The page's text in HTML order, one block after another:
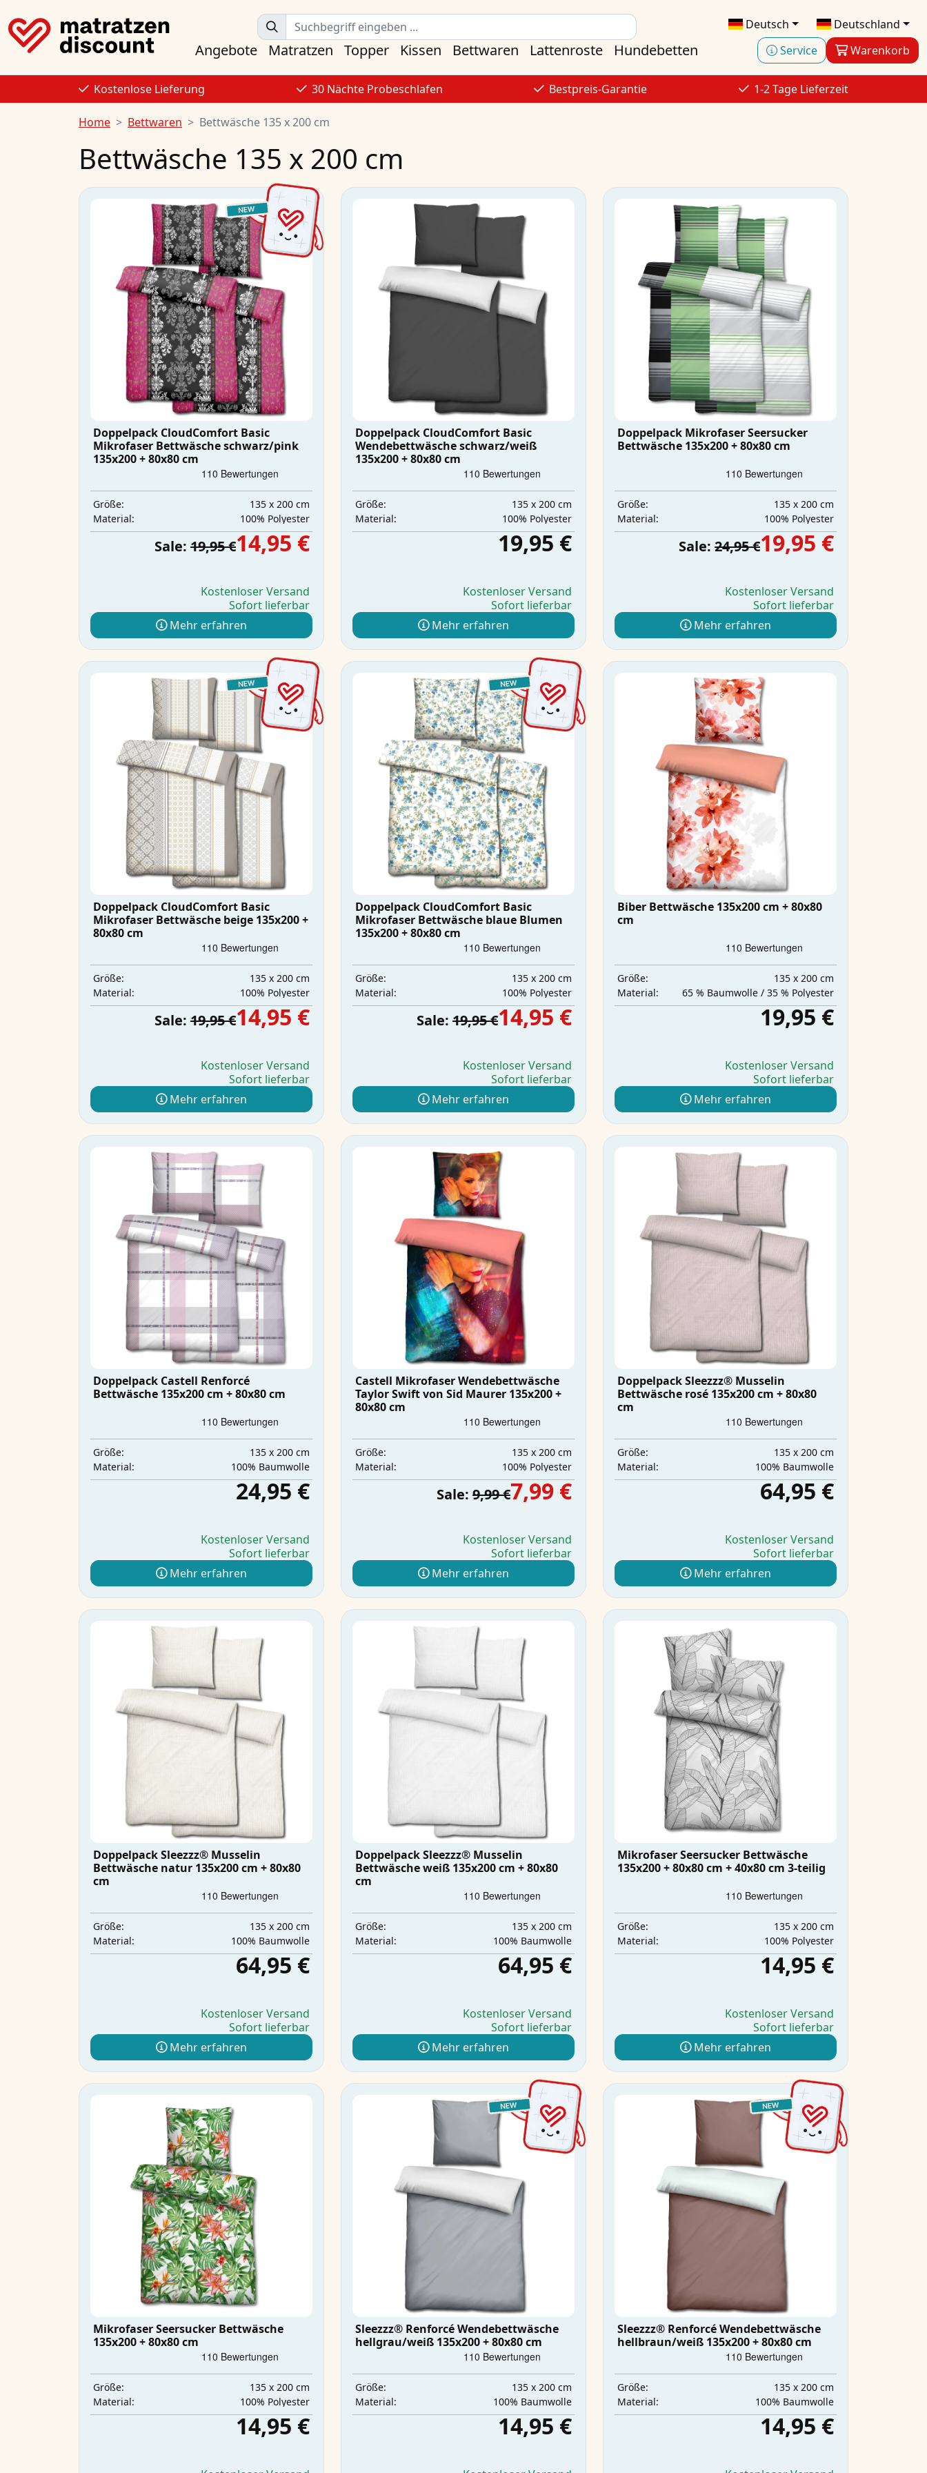
Deutsch
Deutschland
Service
Warenkorb
Angebote Matratzen Topper Kissen Bettwaren Lattenroste Hundebetten
Kostenlose Lieferung 30 Nächte Probeschlafen Bestpreis-Garantie 1-2 Tage Lieferzeit
Home Bettwaren Bettwäsche 135 x 200 cm
Bettwäsche 135 x 200 cm
Doppelpack CloudComfort Basic
Mikrofaser Bettwäsche schwarz/pink
135x200 + 80x80 cm
Größe:
135 x 200 cm
Material:
‎100% Polyester
Sale: 19,95 €14,95 €
Kostenloser Versand
Sofort lieferbar
Mehr erfahren
Doppelpack CloudComfort Basic
Wendebettwäsche schwarz/weiß
135x200 + 80x80 cm
Größe:
135 x 200 cm
Material:
‎100% Polyester
19,95 €
Kostenloser Versand
Sofort lieferbar
Mehr erfahren
Doppelpack Mikrofaser Seersucker
Bettwäsche 135x200 + 80x80 cm
Größe:
135 x 200 cm
Material:
‎100% Polyester
Sale: 24,95 €19,95 €
Kostenloser Versand
Sofort lieferbar
Mehr erfahren
Doppelpack CloudComfort Basic
Mikrofaser Bettwäsche beige 135x200 +
80x80 cm
Größe:
135 x 200 cm
Material:
‎100% Polyester
Sale: 19,95 €14,95 €
Kostenloser Versand
Sofort lieferbar
Mehr erfahren
Doppelpack CloudComfort Basic
Mikrofaser Bettwäsche blaue Blumen
135x200 + 80x80 cm
Größe:
135 x 200 cm
Material:
‎100% Polyester
Sale: 19,95 €14,95 €
Kostenloser Versand
Sofort lieferbar
Mehr erfahren
Biber Bettwäsche 135x200 cm + 80x80
cm
Größe:
135 x 200 cm
Material:
65 % Baumwolle / 35 % Polyester
19,95 €
Kostenloser Versand
Sofort lieferbar
Mehr erfahren
Doppelpack Castell Renforcé
Bettwäsche 135x200 cm + 80x80 cm
Größe:
135 x 200 cm
Material:
100% Baumwolle
24,95 €
Kostenloser Versand
Sofort lieferbar
Mehr erfahren
Castell Mikrofaser Wendebettwäsche
Taylor Swift von Sid Maurer 135x200 +
80x80 cm
Größe:
135 x 200 cm
Material:
‎100% Polyester
Sale: 9,99 €7,99 €
Kostenloser Versand
Sofort lieferbar
Mehr erfahren
Doppelpack Sleezzz® Musselin
Bettwäsche rosé 135x200 cm + 80x80
cm
Größe:
135 x 200 cm
Material:
100% Baumwolle
64,95 €
Kostenloser Versand
Sofort lieferbar
Mehr erfahren
Doppelpack Sleezzz® Musselin
Bettwäsche natur 135x200 cm + 80x80
cm
Größe:
135 x 200 cm
Material:
100% Baumwolle
64,95 €
Kostenloser Versand
Sofort lieferbar
Mehr erfahren
Doppelpack Sleezzz® Musselin
Bettwäsche weiß 135x200 cm + 80x80
cm
Größe:
135 x 200 cm
Material:
100% Baumwolle
64,95 €
Kostenloser Versand
Sofort lieferbar
Mehr erfahren
Mikrofaser Seersucker Bettwäsche
135x200 + 80x80 cm + 40x80 cm 3-teilig
Größe:
135 x 200 cm
Material:
‎100% Polyester
14,95 €
Kostenloser Versand
Sofort lieferbar
Mehr erfahren
Mikrofaser Seersucker Bettwäsche
135x200 + 80x80 cm
Größe:
135 x 200 cm
Material:
‎100% Polyester
14,95 €
Sleezzz® Renforcé Wendebettwäsche
hellgrau/weiß 135x200 + 80x80 cm
Größe:
135 x 200 cm
Material:
100% Baumwolle
14,95 €
Sleezzz® Renforcé Wendebettwäsche
hellbraun/weiß 135x200 + 80x80 cm
Größe:
135 x 200 cm
Material:
100% Baumwolle
14,95 €